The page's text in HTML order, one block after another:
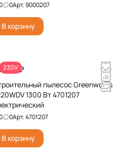
0Арт.9000207
В корзину
230V
990 ₽
пылесос Greenworks
1300 Вт 4701207
0Арт.4701207
В корзину